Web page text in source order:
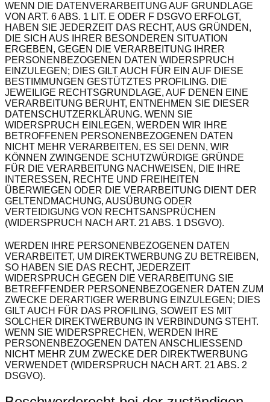
WENN DIE DATENVERARBEITUNG AUF GRUNDLAGE
VON ART. 6 ABS. 1 LIT. E ODER F DSGVO ERFOLGT,
HABEN SIE JEDERZEIT DAS RECHT, AUS GRÜNDEN,
DIE SICH AUS IHRER BESONDEREN SITUATION
ERGEBEN, GEGEN DIE VERARBEITUNG IHRER
PERSONENBEZOGENEN DATEN WIDERSPRUCH
EINZULEGEN; DIES GILT AUCH FÜR EIN AUF DIESE
BESTIMMUNGEN GESTÜTZTES PROFILING. DIE
JEWEILIGE RECHTSGRUNDLAGE, AUF DENEN EINE
VERARBEITUNG BERUHT, ENTNEHMEN SIE DIESER
DATENSCHUTZERKLÄRUNG. WENN SIE
WIDERSPRUCH EINLEGEN, WERDEN WIR IHRE
BETROFFENEN PERSONENBEZOGENEN DATEN
NICHT MEHR VERARBEITEN, ES SEI DENN, WIR
KÖNNEN ZWINGENDE SCHUTZWÜRDIGE GRÜNDE
FÜR DIE VERARBEITUNG NACHWEISEN, DIE IHRE
INTERESSEN, RECHTE UND FREIHEITEN
ÜBERWIEGEN ODER DIE VERARBEITUNG DIENT DER
GELTENDMACHUNG, AUSÜBUNG ODER
VERTEIDIGUNG VON RECHTSANSPRÜCHEN
(WIDERSPRUCH NACH ART. 21 ABS. 1 DSGVO).
WERDEN IHRE PERSONENBEZOGENEN DATEN
VERARBEITET, UM DIREKTWERBUNG ZU BETREIBEN,
SO HABEN SIE DAS RECHT, JEDERZEIT
WIDERSPRUCH GEGEN DIE VERARBEITUNG SIE
BETREFFENDER PERSONENBEZOGENER DATEN ZUM
ZWECKE DERARTIGER WERBUNG EINZULEGEN; DIES
GILT AUCH FÜR DAS PROFILING, SOWEIT ES MIT
SOLCHER DIREKTWERBUNG IN VERBINDUNG STEHT.
WENN SIE WIDERSPRECHEN, WERDEN IHRE
PERSONENBEZOGENEN DATEN ANSCHLIESSEND
NICHT MEHR ZUM ZWECKE DER DIREKTWERBUNG
VERWENDET (WIDERSPRUCH NACH ART. 21 ABS. 2
DSGVO).